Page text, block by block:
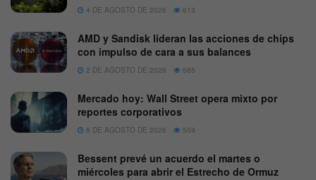
4 DE AGOSTO DE 2026 613
AMD y Sandisk lideran las acciones de chips
con impulso de cara a sus balances
2 DE AGOSTO DE 2026 685
Mercado hoy: Wall Street opera mixto por
reportes corporativos
6 DE AGOSTO DE 2026 559
Bessent prevé un acuerdo el martes o
miércoles para abrir el Estrecho de Ormuz